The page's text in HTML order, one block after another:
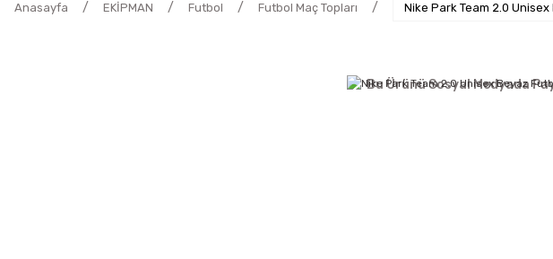
Anasayfa EKİPMAN Futbol Futbol Maç Topları Nike Park Team 2.0
Bu Ürünü Sosyal Medyada